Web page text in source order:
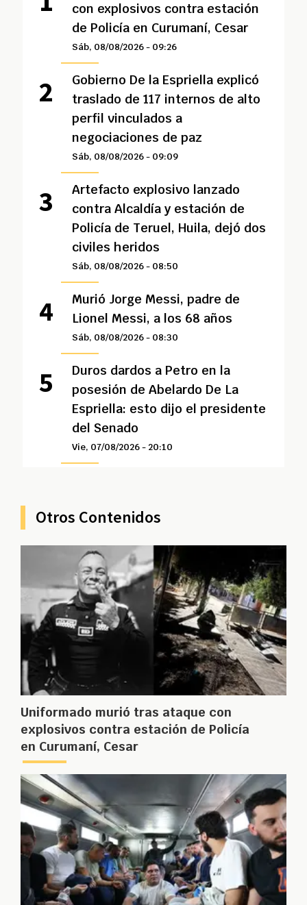
con explosivos contra estación
de Policía en Curumaní, Cesar
Sáb, 08/08/2026 - 09:26
Gobierno De la Espriella explicó
traslado de 117 internos de alto
perfil vinculados a
negociaciones de paz
Sáb, 08/08/2026 - 09:09
Artefacto explosivo lanzado
contra Alcaldía y estación de
Policía de Teruel, Huila, dejó dos
civiles heridos
Sáb, 08/08/2026 - 08:50
Murió Jorge Messi, padre de
Lionel Messi, a los 68 años
Sáb, 08/08/2026 - 08:30
Duros dardos a Petro en la
posesión de Abelardo De La
Espriella: esto dijo el presidente
del Senado
Vie, 07/08/2026 - 20:10
Otros Contenidos
Uniformado murió tras ataque con
explosivos contra estación de Policía
en Curumaní, Cesar